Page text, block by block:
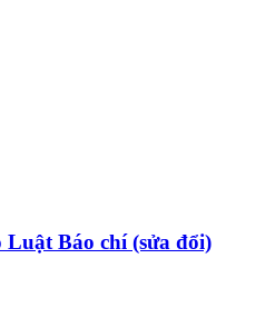
Báo chí (sửa đổi)